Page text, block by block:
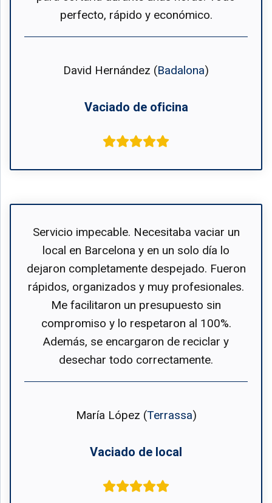
perfecto, rápido y económico.
David Hernández (Badalona)
Vaciado de oficina
Servicio impecable. Necesitaba vaciar un
local en Barcelona y en un solo día lo
dejaron completamente despejado. Fueron
rápidos, organizados y muy profesionales.
Me facilitaron un presupuesto sin
compromiso y lo respetaron al 100%.
Además, se encargaron de reciclar y
desechar todo correctamente.
María López (Terrassa)
Vaciado de local